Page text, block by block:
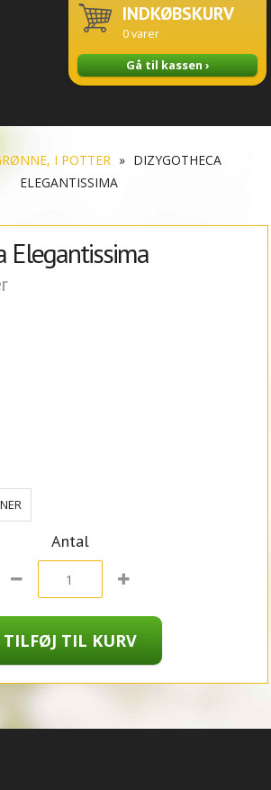
INDKØBSKURV
0varer
Gå til kassen ›
I POTTER » DIZYGOTHECA
ELEGANTISSIMA
Elegantissima
Antal